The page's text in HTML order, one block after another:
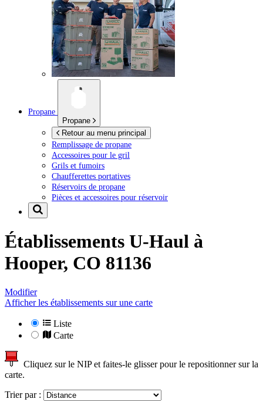
Propane
Propane
Retour au menu principal
Remplissage de propane
Accessoires pour le gril
Grils et fumoirs
Chaufferettes portatives
Réservoirs de propane
Pièces et accessoires pour réservoir
Établissements U-Haul à
Hooper, CO 81136
Modifier
Afficher les établissements sur une carte
Liste
Carte
Cliquez sur le NIP et faites-le glisser pour le repositionner sur la
carte.
Trier par :